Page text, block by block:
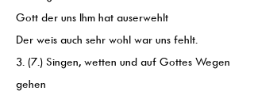
Gott der uns Ihm hat auserwehlt
Der weis auch sehr wohl war uns fehlt.
3. (7.) Singen, wetten und auf Gottes Wegen
gehen